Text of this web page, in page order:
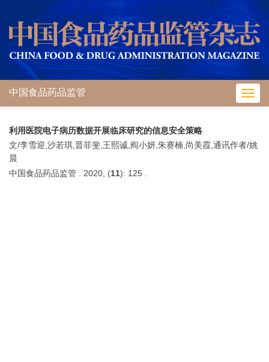
中国食品药品监管
利用医院电子病历数据开展临床研究的信息安全策略
文/李雪迎,沙若琪,晋菲斐,王熙诚,阎小妍,朱赛楠,尚美霞,通讯作者/姚
晨
中国食品药品监管 . 2020, (11): 125 .